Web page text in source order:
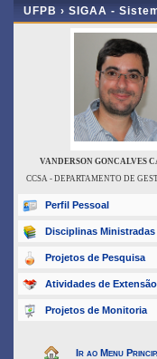
UFPB › SIGAA -
VANDERSON GONCALVES
CCSA - DEPARTAMENTO DE
Perfil Pessoal
Disciplinas Ministradas
Projetos de Pesquisa
Atividades de Extensão
Projetos de Monitoria
Ir ao Menu